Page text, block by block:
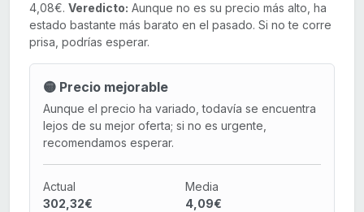
4,08€. Veredicto: Aunque no es su precio más alto, ha
estado bastante más barato en el pasado. Si no te corre
prisa, podrías esperar.
🟡 Precio mejorable
Aunque el precio ha variado, todavía se encuentra
lejos de su mejor oferta; si no es urgente,
recomendamos esperar.
Actual
302,32€
Media
4,09€